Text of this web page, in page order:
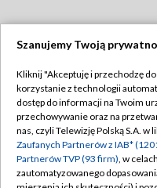
Abonament TVP
Emisja w TVP
Centrum informacji TVP
Szanujemy Twoją
Kliknij "Akceptuję i przechodzę
korzystanie z technologii
dostęp do informacji na Twoim
przechowywanie oraz na
nas, czyli Telewizję Polską S.A. w
Zaufanych Partnerów z IAB*
Partnerów TVP (93 firm), w
zautomatyzowanego